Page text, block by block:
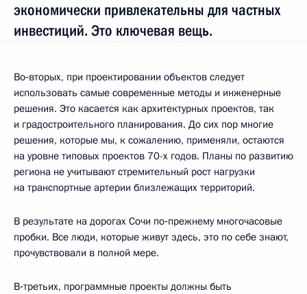
экономически привлекательны для частных
инвестиций. Это ключевая вещь.
Во‑вторых, при проектировании объектов следует
использовать самые современные методы и инженерные
решения. Это касается как архитектурных проектов, так
и градостроительного планирования. До сих пор многие
решения, которые мы, к сожалению, применяли, остаются
на уровне типовых проектов 70-х годов. Планы по развитию
региона не учитывают стремительный рост нагрузки
на транспортные артерии близлежащих территорий.
В результате на дорогах Сочи по‑прежнему многочасовые
пробки. Все люди, которые живут здесь, это по себе знают,
прочувствовали в полной мере.
В‑третьих, программные проекты должны быть